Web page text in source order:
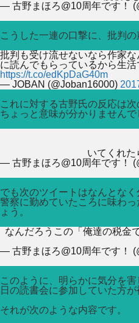
— 古野まほろ@10周年です！
こうした一連の口撃に、批判の
批判も受け流せないなら作家
に読んでもらっているから生活
https://t.co/edKpDaG40m
— JOBAN (@Joban16000)
これに対する古野氏の反応は
ちょっと意味が分かりませんで
いてくれた
— 古野まほろ@10周年です！
でも次のツイートはなんとなく
警察に勤めていたころに味わ
ょう。
なんだろうこの「俺達の税金
— 古野まほろ@10周年です！
このように、明らかに気分を
日の読書会に参加していた方が
それが次のような内容です。